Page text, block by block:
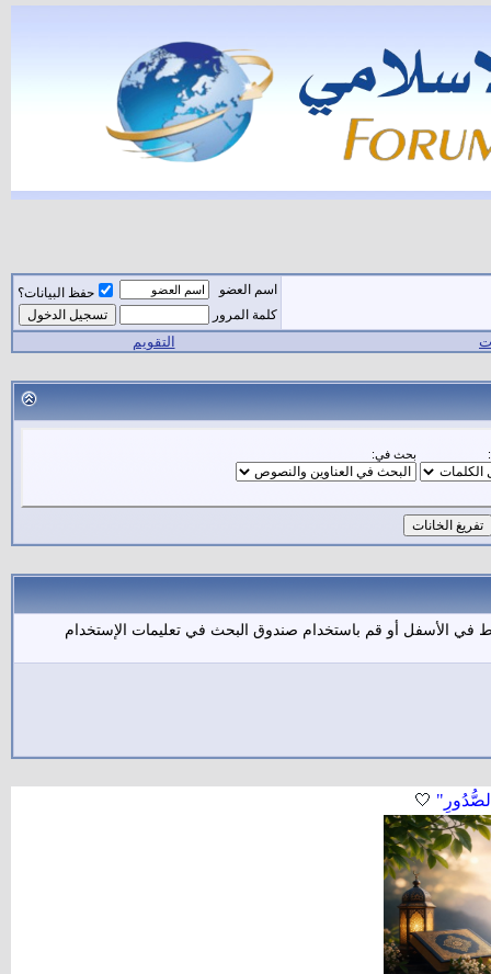
اسم العضو
حفظ البيانات؟
كلمة المرور
التقويم
بحث في:
في الأسفل أو قم باستخدام صندوق البحث في تعليمات الإستخدام
🤍